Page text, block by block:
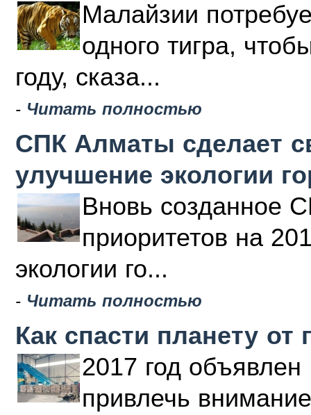
Малайзии
одного тигра,
году, сказа...
- Читать полностью
СПК Алматы сделает
улучшение экологии
Вновь созданное
приоритетов на
экологии го...
- Читать полностью
Как спасти планету от
2017 год объявлен
привлечь